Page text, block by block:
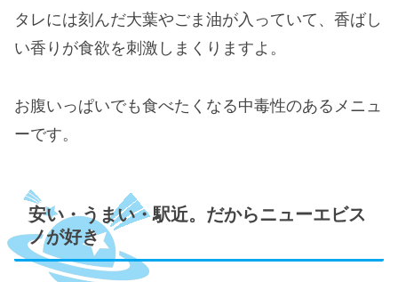
タレには刻んだ大葉やごま油が入っていて、香ばし
い香りが食欲を刺激しまくりますよ。
お腹いっぱいでも食べたくなる中毒性のあるメニュ
ーです。
安い・うまい・駅近。だからニューエビス
ノが好き